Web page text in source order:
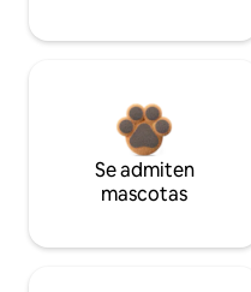
Se admiten
mascotas